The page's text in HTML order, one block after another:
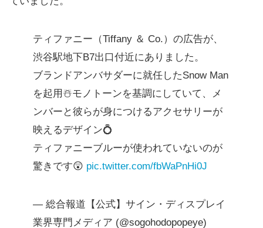
ティファニー（Tiffany ＆ Co.）の広告が、
渋谷駅地下B7出口付近にありました。
ブランドアンバサダーに就任したSnow Man
を起用☃️モノトーンを基調にしていて、メ
ンバーと彼らが身につけるアクセサリーが
映えるデザイン💍
ティファニーブルーが使われていないのが
驚きです😲 pic.twitter.com/fbWaPnHi0J
— 総合報道【公式】サイン・ディスプレイ
業界専門メディア (@sogohodopopeye)